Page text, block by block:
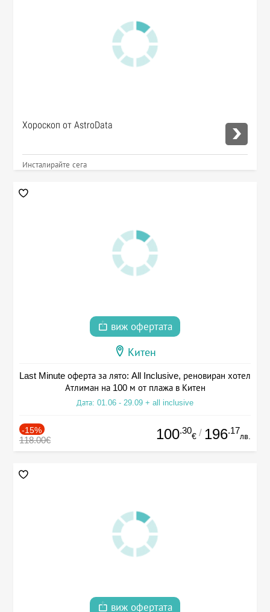
Хороскоп от AstroData
Инсталирайте сега
виж офертата
Китен
Last Minute оферта за лято: All Inclusive, реновиран хотел
Атлиман на 100 м от плажа в Китен
Дата: 01.06 - 29.09 + all inclusive
-15%
118.00€ 100.30
€ / 196.17
лв.
виж офертата